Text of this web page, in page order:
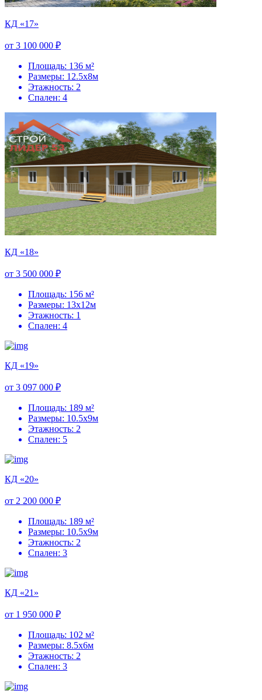
КД «17»
от 3 100 000 ₽
Площадь: 136 м²
Размеры: 12.5х8м
Этажность: 2
Спален: 4
КД «18»
от 3 500 000 ₽
Площадь: 156 м²
Размеры: 13х12м
Этажность: 1
Спален: 4
КД «19»
от 3 097 000 ₽
Площадь: 189 м²
Размеры: 10.5х9м
Этажность: 2
Спален: 5
КД «20»
от 2 200 000 ₽
Площадь: 189 м²
Размеры: 10.5х9м
Этажность: 2
Спален: 3
КД «21»
от 1 950 000 ₽
Площадь: 102 м²
Размеры: 8.5х6м
Этажность: 2
Спален: 3